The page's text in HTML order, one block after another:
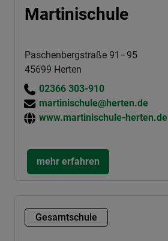
Martinischule
Paschenbergstraße 91–95
45699 Herten
02366 303-910
martinischule@herten.de
www.martinischule-herten.de
mehr erfahren
Gesamtschule